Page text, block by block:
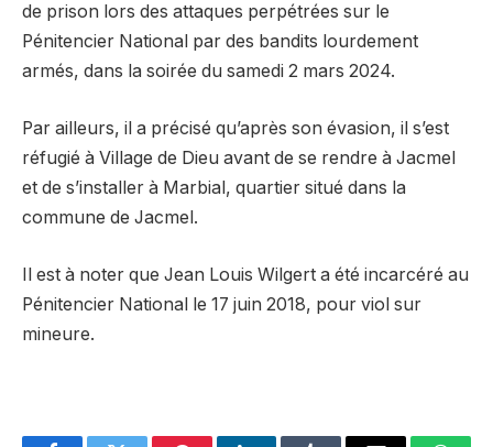
de prison lors des attaques perpétrées sur le
Pénitencier National par des bandits lourdement
armés, dans la soirée du samedi 2 mars 2024.
Par ailleurs, il a précisé qu’après son évasion, il s’est
réfugié à Village de Dieu avant de se rendre à Jacmel
et de s’installer à Marbial, quartier situé dans la
commune de Jacmel.
Il est à noter que Jean Louis Wilgert a été incarcéré au
Pénitencier National le 17 juin 2018, pour viol sur
mineure.